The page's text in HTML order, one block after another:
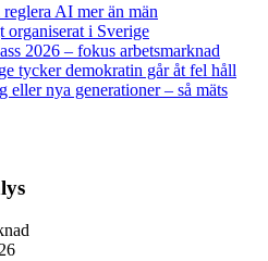
AI mer än män
organiserat i Sverige
2026 – fokus arbetsmarknad
tycker demokratin går åt fel håll
eller nya generationer – så mäts